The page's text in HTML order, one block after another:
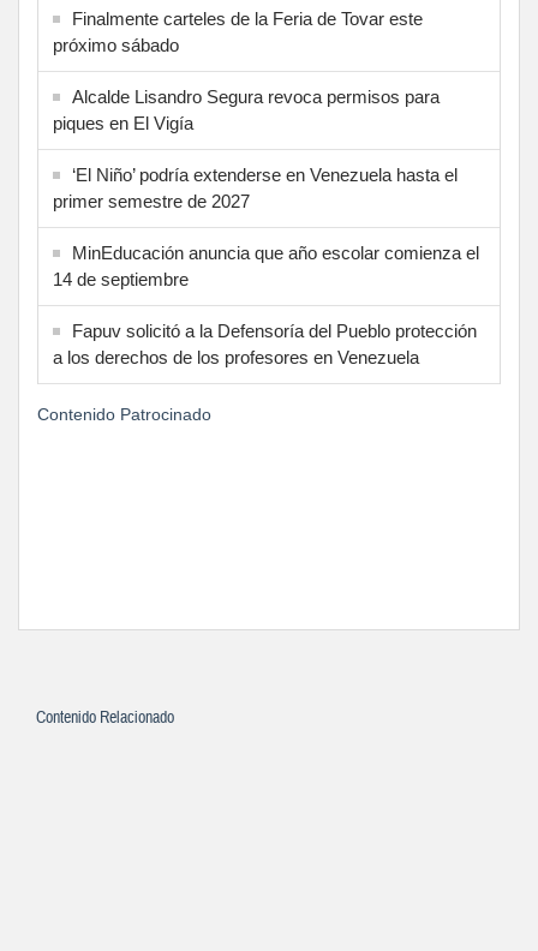
Finalmente carteles de la Feria de Tovar este
próximo sábado
Alcalde Lisandro Segura revoca permisos para
piques en El Vigía
‘El Niño’ podría extenderse en Venezuela hasta el
primer semestre de 2027
MinEducación anuncia que año escolar comienza el
14 de septiembre
Fapuv solicitó a la Defensoría del Pueblo protección
a los derechos de los profesores en Venezuela
Contenido Patrocinado
Contenido Relacionado